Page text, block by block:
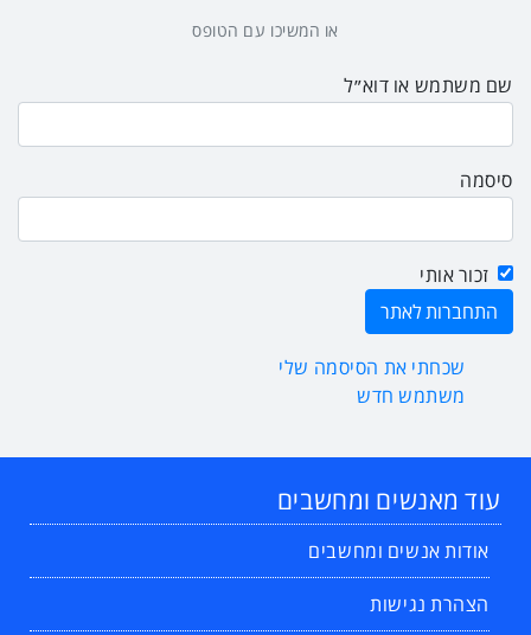
או המשיכו עם הטופס
שם משתמש או דוא״ל
סיסמה
זכור אותי
שכחתי את הסיסמה שלי
משתמש חדש
עוד מאנשים ומחשבים
אודות אנשים ומחשבים
הצהרת נגישות